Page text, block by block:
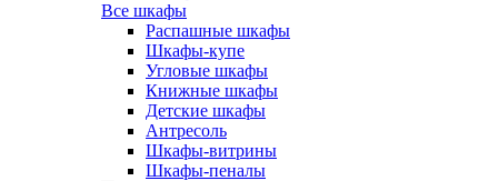
Все шкафы
Распашные шкафы
Шкафы-купе
Угловые шкафы
Книжные шкафы
Детские шкафы
Антресоль
Шкафы-витрины
Шкафы-пеналы